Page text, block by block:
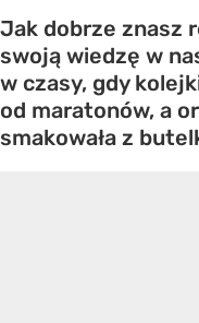
Jak dobrze znasz
swoją wiedzę w
w czasy, gdy
od maratonów, a
smakowała z